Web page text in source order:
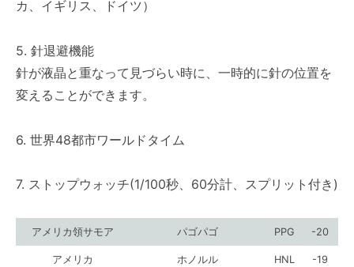
カ、イギリス、ドイツ）
5. 針退避機能
針が液晶と重なって見づらい時に、一時的に針の位置を
変えることができます。
6. 世界48都市ワールドタイム
7. ストップウォッチ(1/100秒、60分計、スプリット付き)
アメリカ領サモア パゴパゴ PPG -20
アメリカ ホノルル HNL -19